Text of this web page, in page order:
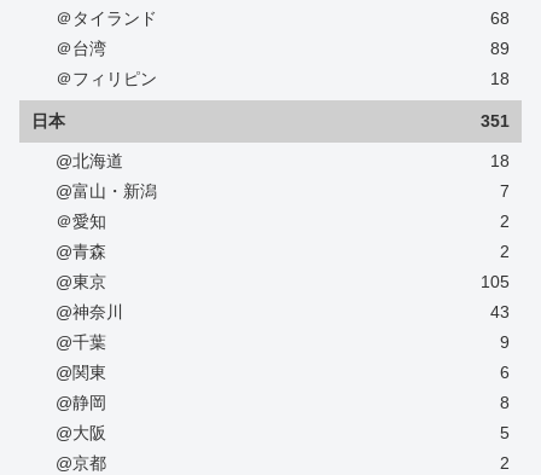
＠タイランド
68
＠台湾
89
＠フィリピン
18
日本 351
@北海道
18
@富山・新潟
7
＠愛知
2
@青森
2
@東京
105
@神奈川
43
@千葉
9
@関東
6
@静岡
8
@大阪
5
@京都
2